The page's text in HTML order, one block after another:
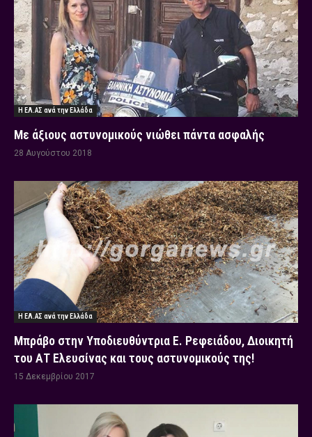
Η ΕΛ.ΑΣ ανά την Ελλάδα
Με άξιους αστυνομικούς νιώθει πάντα ασφαλής
28 Αυγούστου 2018
Η ΕΛ.ΑΣ ανά την Ελλάδα
Μπράβο στην Υποδιευθύντρια Ε. Ρεφειάδου, Διοικητή
του ΑΤ Ελευσίνας και τους αστυνομικούς της!
15 Δεκεμβρίου 2017